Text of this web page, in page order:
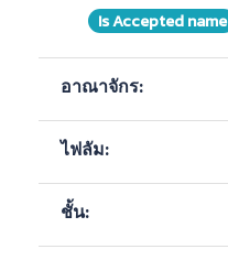
Is Accepted name
อาณาจักร:
ไฟลัม:
ชั้น: